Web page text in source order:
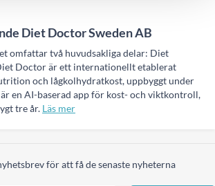
Diet Doctor Sweden AB
omfattar två huvudsakliga delar: Diet
Doctor är ett internationellt etablerat
och lågkolhydratkost, uppbyggt under
är en AI-baserad app för kost- och viktkontroll,
tre år. Läs mer
för att få de senaste nyheterna